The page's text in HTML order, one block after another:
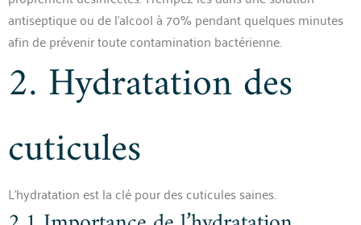
antiseptique ou de l’alcool à 70% pendant quelques minutes
afin de prévenir toute contamination bactérienne.
2. Hydratation des
cuticules
L’hydratation est la clé pour des cuticules saines.